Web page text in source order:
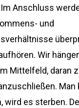
Anschluss
und
Wir
Mittelfeld, daran
Man
wird es sterben.